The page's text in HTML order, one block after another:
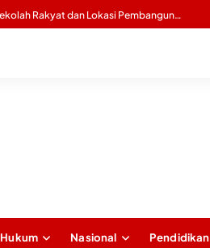
Mario Liberty Siregar Buka Turnamen Catur Praporprov Pengprov Percasi Jambi Tahun 2026
Hukum Nasional Pendidikan